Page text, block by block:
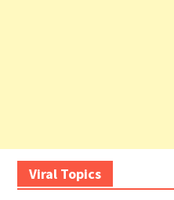
Viral Topics